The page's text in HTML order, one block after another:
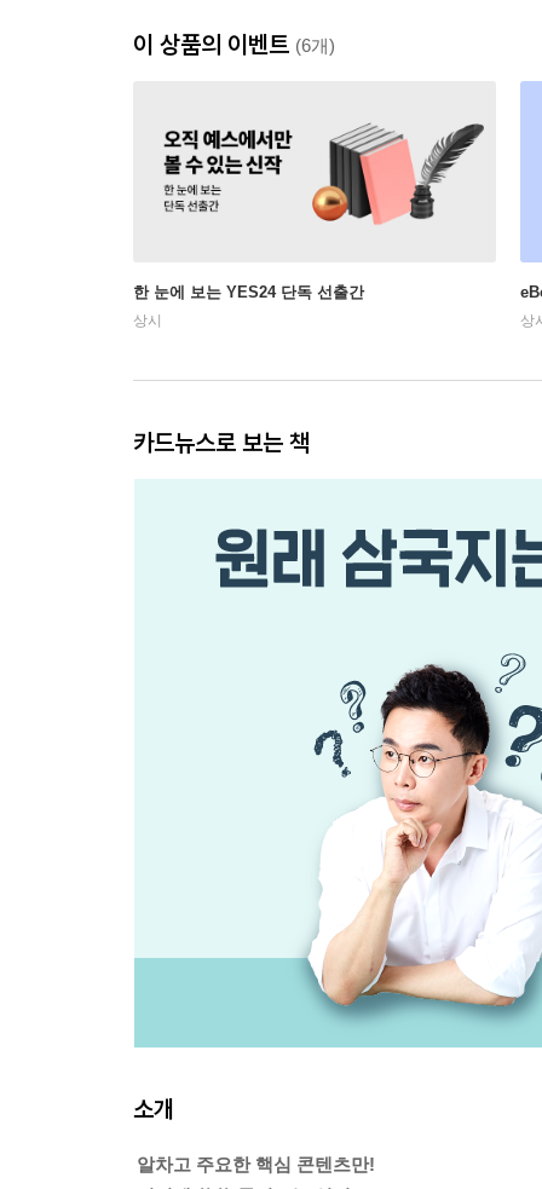
이 상품의 이벤트 (6개)
한 눈에 보는 YES24 단독 선출간
상시 상
카드뉴스로 보는 책
소개
알차고 주요한 핵심 콘텐츠만!